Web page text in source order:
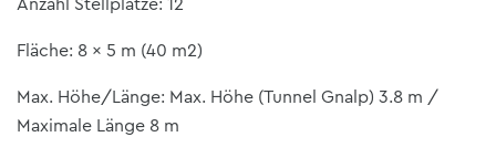
Anzahl Stellplätze: 12
Fläche: 8 x 5 m (40 m2)
Max. Höhe/Länge: Max. Höhe (Tunnel Gnalp) 3.8 m /
Maximale Länge 8 m